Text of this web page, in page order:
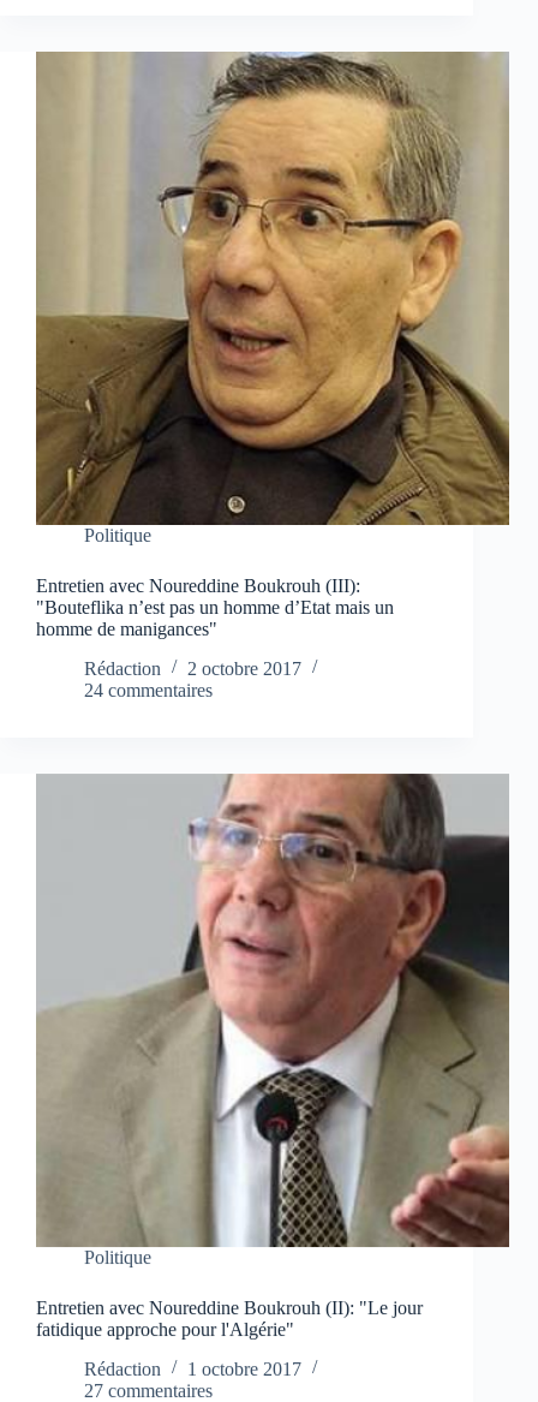
Politique
Entretien avec Noureddine Boukrouh (III):
"Bouteflika n’est pas un homme d’Etat mais un
homme de manigances"
Rédaction
2 octobre 2017
24 commentaires
Politique
Entretien avec Noureddine Boukrouh (II): "Le jour
fatidique approche pour l'Algérie"
Rédaction
1 octobre 2017
27 commentaires